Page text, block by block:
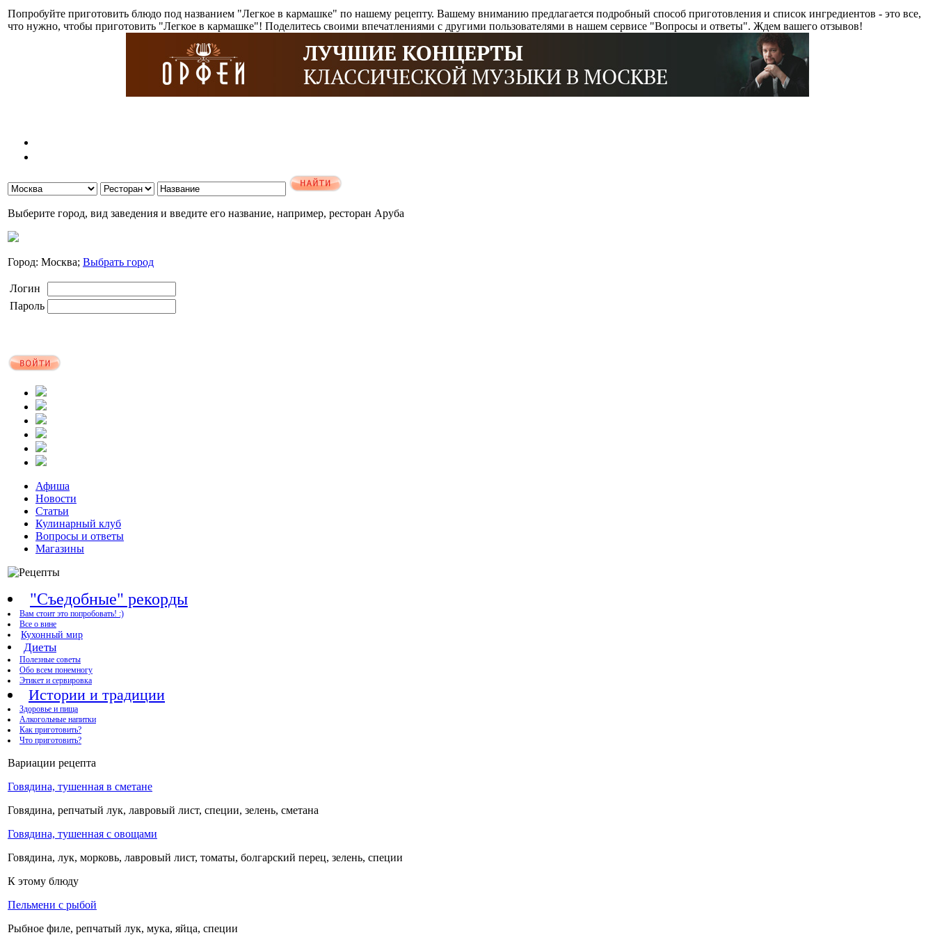
Попробуйте приготовить блюдо под названием "Легкое в кармашке" по нашему рецепту. Вашему вниманию предлагается подробный способ приготовления и список ингредиентов - это все,
что нужно, чтобы приготовить "Легкое в кармашке"! Поделитесь своими впечатлениями с другими пользователями в нашем сервисе "Вопросы и ответы". Ждем вашего отзывов!
Выберите город, вид заведения и введите его название, например, ресторан Аруба
Город: Москва; Выбрать город
Логин
Пароль
Афиша
Новости
Статьи
Кулинарный клуб
Вопросы и ответы
Магазины
"Съедобные" рекорды
Вам стоит это попробовать! :)
Все о вине
Кухонный мир
Диеты
Полезные советы
Обо всем понемногу
Этикет и сервировка
Истории и традиции
Здоровье и пища
Алкогольные напитки
Как приготовить?
Что приготовить?
Вариации рецепта
Говядина, тушенная в сметане
Говядина, репчатый лук, лавровый лист, специи, зелень, сметана
Говядина, тушенная с овощами
Говядина, лук, морковь, лавровый лист, томаты, болгарский перец, зелень, специи
К этому блюду
Пельмени с рыбой
Рыбное филе, репчатый лук, мука, яйца, специи